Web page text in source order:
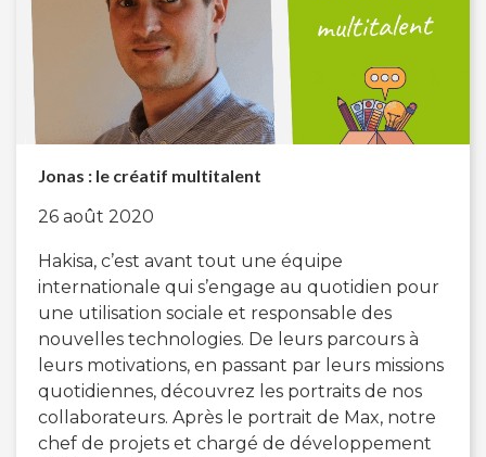
Jonas : le créatif multitalent
26 août 2020
Hakisa, c’est avant tout une équipe
internationale qui s’engage au quotidien pour
une utilisation sociale et responsable des
nouvelles technologies. De leurs parcours à
leurs motivations, en passant par leurs missions
quotidiennes, découvrez les portraits de nos
collaborateurs. Après le portrait de Max, notre
chef de projets et chargé de développement